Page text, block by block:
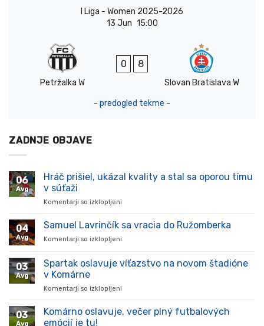
I Liga - Women 2025-2026
13 Jun 15:00
Petržalka W
0 8
Slovan Bratislava W
- predogled tekme -
ZADNJE OBJAVE
06
Avg
Hráč prišiel, ukázal kvality a stal sa oporou tímu
v súťaži
Komentarji so izklopljeni
prišiel,
stal
súťaži
04
Avg
Samuel Lavrinčík sa vracia do Ružomberka
Komentarji so izklopljeni
Lavrinčík
sa
03
Avg
Spartak oslavuje víťazstvo na novom štadióne
v Komárne
Komentarji so izklopljeni
oslavuje
03
Avg
Komárno oslavuje, večer plný futbalových
emócií je tu!